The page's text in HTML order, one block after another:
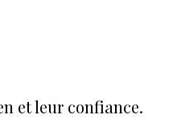
et leur confiance.